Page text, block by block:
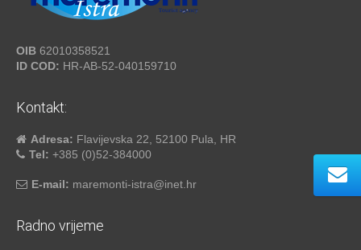
OIB 62010358521
ID COD: HR-AB-52-040159710
Kontakt:
Adresa: Flavijevska 22, 52100 Pula, HR
Tel: +385 (0)52-384000
E-mail: maremonti-istra@inet.hr
Radno vrijeme